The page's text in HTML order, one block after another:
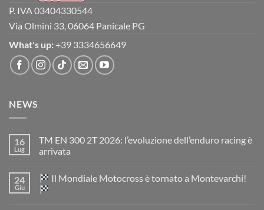
P. IVA 03404330544
Via Olmini 33, 06064 Panicale PG
What's up: +39 3334656649
NEWS
16
Lug
TM EN 300 2T 2026: l’evoluzione dell’enduro racing è
arrivata
su
TM
EN
24
Giu
Il Mondiale Motocross è tornato a Montevarchi!